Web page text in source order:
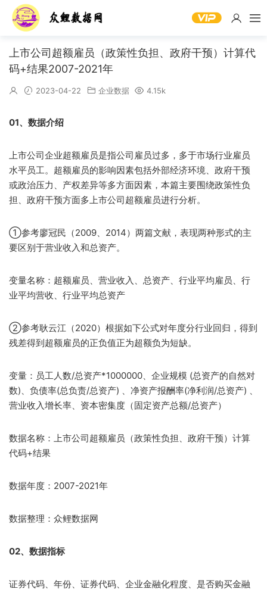
上市公司超额雇员（政策性负担、政府干预）计算代
码+结果2007-2021年
2023-04-22 企业数据 4.15k
01、数据介绍
上市公司企业超额雇员是指公司雇员过多，多于市场行业雇员
水平员工。超额雇员的影响因素包括外部经济环境、政府干预
或政治压力、产权差异等多方面因素，本篇主要围绕政策性负
担、政府干预方面多上市公司超额雇员进行分析。
①参考廖冠民（2009、2014）两篇文献，表现两种形式的主
要区别于营业收入和总资产。
变量名称：超额雇员、营业收入、总资产、行业平均雇员、行
业平均营收、行业平均总资产
②参考耿云江（2020）根据如下公式对年度分行业回归，得到
残差得到超额雇员的正负值正为超额负为短缺​。
变量：员工人数/总资产*1000000、企业规模 (总资产的自然对
数)、负债率(总负责/总资产) 、净资产报酬率(净利润/总资产) 、
营业收入增长率、资本密集度​（固定资产总额/总资产）
数据名称：上市公司超额雇员（政策性负担、政府干预）计算
代码+结果
数据年度：2007-2021年
数据整理：众鲤数据网
02、数据指标
证券代码、年份、证券代码、企业金融化程度、是否购买金融